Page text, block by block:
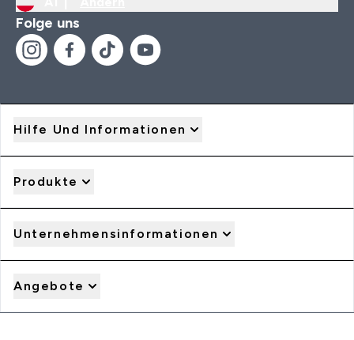
Folge uns
Hilfe Und Informationen
Produkte
Unternehmensinformationen
Angebote